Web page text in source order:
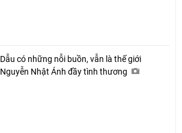
Dẫu có những nỗi buồn, vẫn là thế giới
Nguyễn Nhật Ánh đầy tình thương